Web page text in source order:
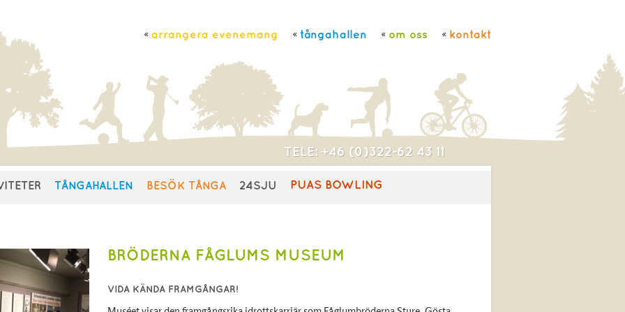
arrangera evenemang tångahallen om oss kontakt
TELE: +46 (0)322-62 43 11
TÅNGAHALLEN BESÖK TÅNGA 24SJU PUAS BOWLING
BRÖDERNA FÅGLUMS MUSEUM
VIDA KÄNDA FRAMGÅNGAR!